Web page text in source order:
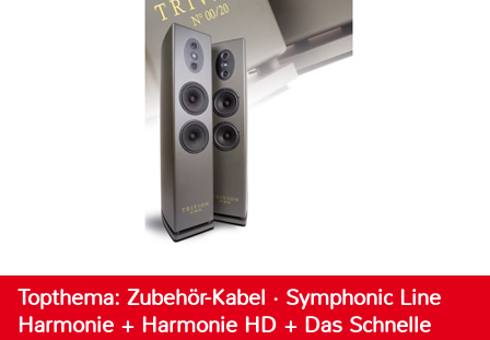
Topthema: Zubehör-Kabel · Symphonic Line
Harmonie + Harmonie HD + Das Schnelle